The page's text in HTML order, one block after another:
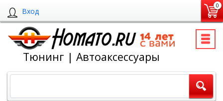
Вход
0
Тюнинг | Автоаксессуары